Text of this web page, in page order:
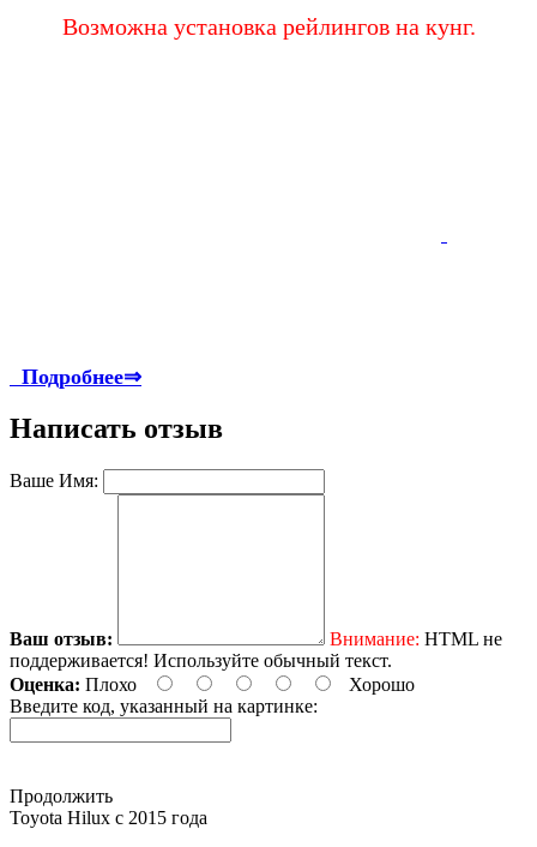
Возможна установка рейлингов на кунг.
Подробнее⇒
Написать отзыв
Ваше Имя:
Ваш отзыв: Внимание: HTML не
поддерживается! Используйте обычный текст.
Оценка: Плохо
Хорошо
Введите код, указанный на картинке:
Продолжить
Toyota Нilux с 2015 года